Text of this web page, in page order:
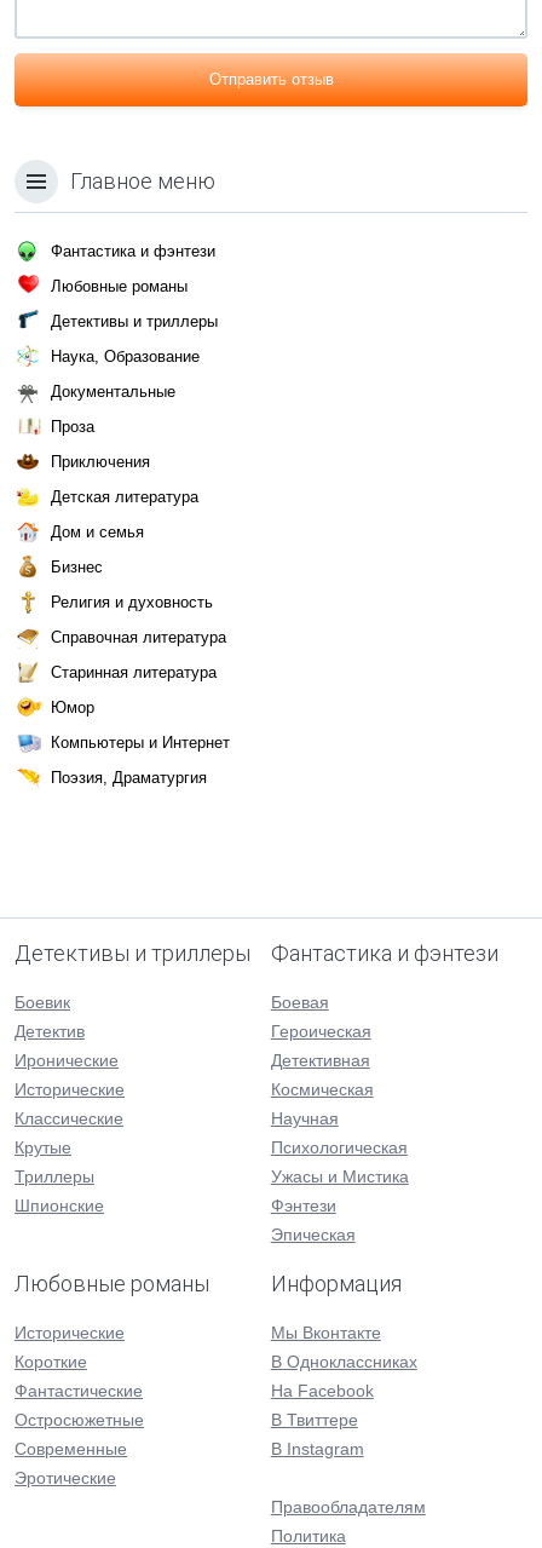
Отправить отзыв
Главное меню
Фантастика и фэнтези
Любовные романы
Детективы и триллеры
Наука, Образование
Документальные
Проза
Приключения
Детская литература
Дом и семья
Бизнес
Религия и духовность
Справочная литература
Старинная литература
Юмор
Компьютеры и Интернет
Поэзия, Драматургия
Детективы и триллеры
Боевик
Детектив
Иронические
Исторические
Классические
Крутые
Триллеры
Шпионские
Фантастика и фэнтези
Боевая
Героическая
Детективная
Космическая
Научная
Психологическая
Ужасы и Мистика
Фэнтези
Эпическая
Любовные романы
Исторические
Короткие
Фантастические
Остросюжетные
Современные
Эротические
Информация
Мы Вконтакте
В Одноклассниках
На Facebook
В Твиттере
В Instagram
Правообладателям
Политика